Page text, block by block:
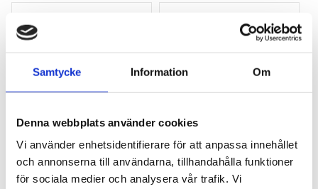
Samtycke Information Om
Denna webbplats använder cookies
Vi använder enhetsidentifierare för att anpassa innehållet
och annonserna till användarna, tillhandahålla funktioner
för sociala medier och analysera vår trafik. Vi
THULE CLAMP EVO 4-
PACK 710500
THULE CLAMP EDGE 4-
PACK 720500
Lägg